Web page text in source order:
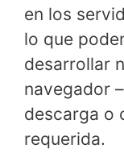
en los
lo que
desarrollar
navegador
descarga o
requerida.